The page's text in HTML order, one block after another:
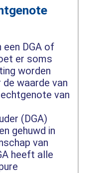
een DGA of
er soms
worden
waarde van
van
(DGA)
gehuwd in
van
heeft alle